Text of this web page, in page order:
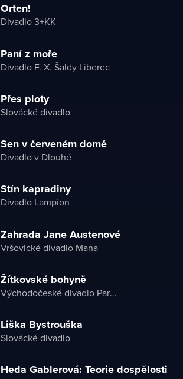
Orten!
Divadlo 3+KK
Paní z moře
Divadlo F. X. Šaldy Liberec
Přes ploty
Slovácké divadlo
Sen v červeném domě
Divadlo v Dlouhé
Stín kapradiny
Divadlo Lampion
Zahrada Jane Austenové
Vršovické divadlo Mana
Žítkovské bohyně
Východočeské divadlo Pardubice
Liška Bystrouška
Slovácké divadlo
Heda Gablerová: Teorie dospělosti